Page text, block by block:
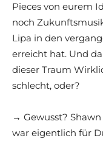
Pieces von eurem
noch
Lipa in den
erreicht hat. Und
dieser Traum
schlecht, oder?
→ Gewusst? Shawn
war eigentlich für